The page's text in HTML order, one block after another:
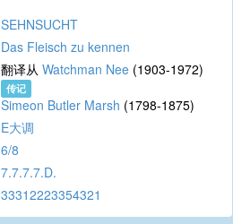
SEHNSUCHT
Das Fleisch zu kennen
翻译从 Watchman Nee (1903-1972)
传记
Simeon Butler Marsh (1798-1875)
E大调
6/8
7.7.7.7.D.
33312223354321